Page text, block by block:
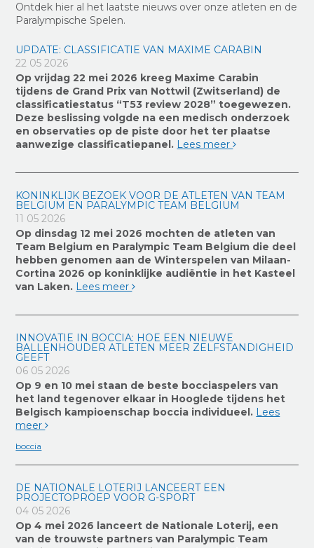
Ontdek hier al het laatste nieuws over onze atleten en de
Paralympische Spelen.
UPDATE: CLASSIFICATIE VAN MAXIME CARABIN
22 05 2026
Op vrijdag 22 mei 2026 kreeg Maxime Carabin
tijdens de Grand Prix van Nottwil (Zwitserland) de
classificatiestatus “T53 review 2028” toegewezen.
Deze beslissing volgde na een medisch onderzoek
en observaties op de piste door het ter plaatse
aanwezige classificatiepanel. Lees meer
KONINKLIJK BEZOEK VOOR DE ATLETEN VAN TEAM
BELGIUM EN PARALYMPIC TEAM BELGIUM
11 05 2026
Op dinsdag 12 mei 2026 mochten de atleten van
Team Belgium en Paralympic Team Belgium die deel
hebben genomen aan de Winterspelen van Milaan-
Cortina 2026 op koninklijke audiëntie in het Kasteel
van Laken. Lees meer
INNOVATIE IN BOCCIA: HOE EEN NIEUWE
BALLENHOUDER ATLETEN MEER ZELFSTANDIGHEID
GEEFT
06 05 2026
Op 9 en 10 mei staan de beste bocciaspelers van
het land tegenover elkaar in Hooglede tijdens het
Belgisch kampioenschap boccia individueel. Lees
meer
boccia
DE NATIONALE LOTERIJ LANCEERT EEN
PROJECTOPROEP VOOR G-SPORT
04 05 2026
Op 4 mei 2026 lanceert de Nationale Loterij, een
van de trouwste partners van Paralympic Team